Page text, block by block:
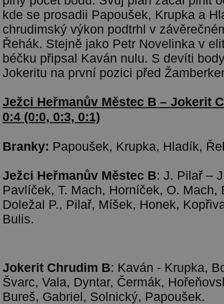
kde se prosadii Papoušek, Krupka a
chrudimský výkon podtrhl v
Řehák. Stejně jako Petr Novelinka v
béčku připsal Kaván nulu. S devíti
Jokeritu na první pozici před
Ježci Heřmanův Městec B – Jokerit
0:4 (0:0, 0:3, 0:1)
Branky: Papoušek, Krupka, Hladík,
Ježci Heřmanův Městec B: J. Pilař –
Pavlíček, T. Mach, Horníček, O. Mach,
Doležal P., Pilař, Míšek, Honek,
Bulis.
Jokerit Chrudim B: Kaván - Krupka,
Švarc, Vala, Dyntar, Čermák,
Bureš, Gabriel, Solnický, Papoušek.